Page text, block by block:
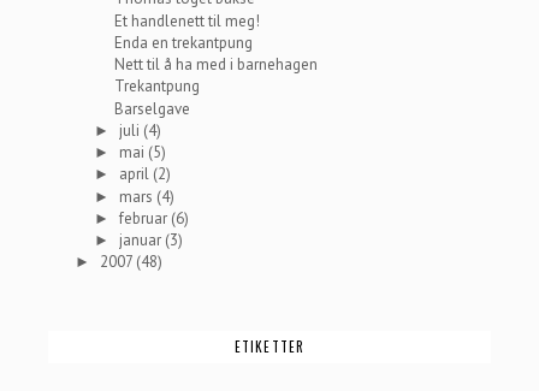
Et handlenett til meg!
Enda en trekantpung
Nett til å ha med i barnehagen
Trekantpung
Barselgave
► juli (4)
► mai (5)
► april (2)
► mars (4)
►februar (6)
► januar (3)
► 2007 (48)
ETIKETTER